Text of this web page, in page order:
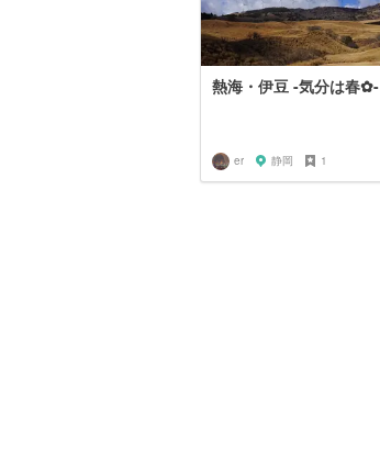
熱海・伊豆 -気分は春✿-
er 静岡 1